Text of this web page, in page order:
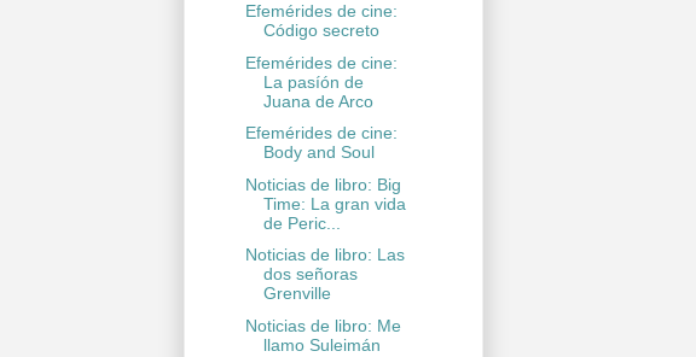
Efemérides de cine:
Código secreto
Efemérides de cine:
La pasíón de
Juana de Arco
Efemérides de cine:
Body and Soul
Noticias de libro: Big
Time: La gran vida
de Peric...
Noticias de libro: Las
dos señoras
Grenville
Noticias de libro: Me
llamo Suleimán